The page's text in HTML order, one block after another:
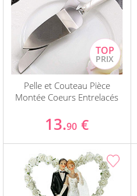
Pelle et Couteau Pièce
Montée Coeurs Entrelacés
13.90 €